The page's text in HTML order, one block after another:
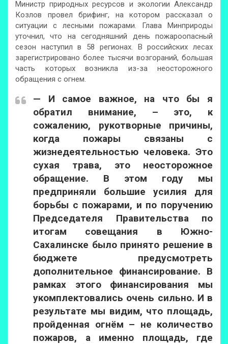
Министр природных ресурсов и экологии Александр
Козлов провел брифинг, на котором рассказал о
ситуации с лесными пожарами. Глава Минприроды
уточнил, что на сегодняшний день пожароопасный
сезон наступил в 58 регионах. В российских лесах
зарегистрировано более тысячи возгораний, большая
часть которых возникла из-за неосторожного
обращения с огнем.
— И самое важное, на что бы я
обратил внимание, – это, к
сожалению, рукотворные причины,
когда пожары связаны с
жизнедеятельностью человека. Это
сухая трава, это неосторожное
обращение. В этом году мы
предприняли большие усилия для
борьбы с пожарами, и по поручению
Председателя Правительства по
итогам совещания в Южно-
Сахалинске было принято решение в
бюджете предусмотреть
дополнительное финансирование. В
рамках этого финансирования мы
укомплектовались очень сильно. И в
результате мы видим, что площадь,
пройденная огнём – не количество
пожаров, а именно площадь, где